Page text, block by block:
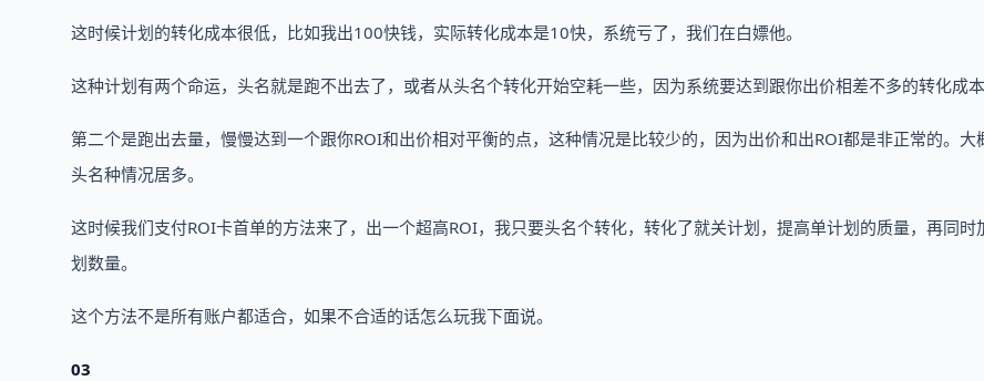
这时候计划的转化成本很低，比如我出100快钱，实际转化成本是10快，系统亏了，我们在白嫖他。
这种计划有两个命运，头名就是跑不出去了，或者从头名个转化开始空耗一些，因为系统要达到跟你出价相差不多的转化成本
第二个是跑出去量，慢慢达到一个跟你ROI和出价相对平衡的点，这种情况是比较少的，因为出价和出ROI都是非正常的。大
头名种情况居多。
这时候我们支付ROI卡首单的方法来了，出一个超高ROI，我只要头名个转化，转化了就关计划，提高单计划的质量，再同时
划数量。
这个方法不是所有账户都适合，如果不合适的话怎么玩我下面说。
03